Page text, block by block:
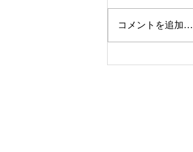
本牧市民プール
コメントを追加…